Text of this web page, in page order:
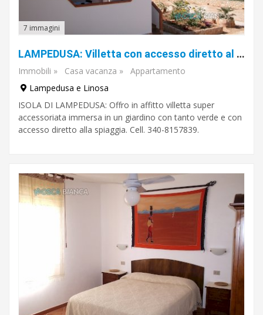
7 immagini
LAMPEDUSA: Villetta con accesso diretto al mare.
Immobili » Casa vacanza »
Appartamento
Lampedusa e Linosa
ISOLA DI LAMPEDUSA: Offro in affitto villetta super
accessoriata immersa in un giardino con tanto verde e con
accesso diretto alla spiaggia. Cell. 340-8157839.